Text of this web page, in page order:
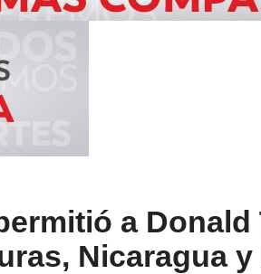
a Donald
Nicaragua y